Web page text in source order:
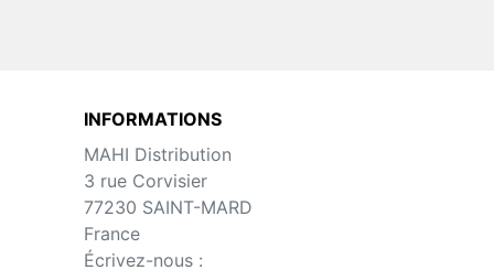
Automatique
INFORMATIONS
MAHI Distribution
3 rue Corvisier
77230 SAINT-MARD
France
Écrivez-nous :